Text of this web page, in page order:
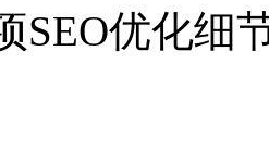
SEO优化细